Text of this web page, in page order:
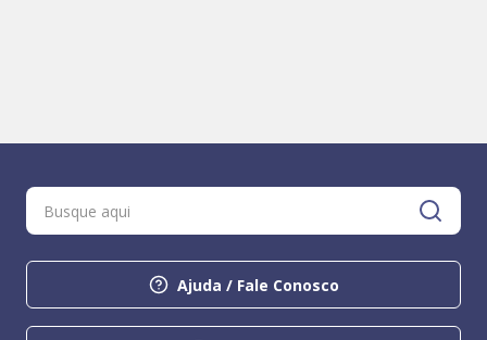
Ajuda / Fale Conosco